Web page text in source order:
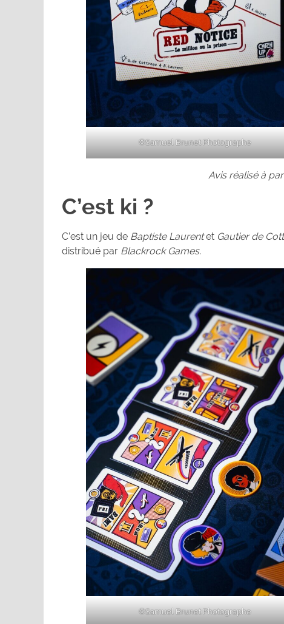
©Samuel Brunet Photographe
Avis réalisé à
C’est ki ?
C’est un jeu de Baptiste Laurentet Gautier de
distribué par Blackrock Games.
©Samuel Brunet Photographe